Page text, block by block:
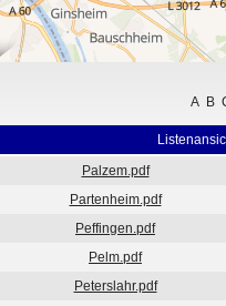
A B
Palzem.pdf
Partenheim.pdf
Peffingen.pdf
Pelm.pdf
Peterslahr.pdf